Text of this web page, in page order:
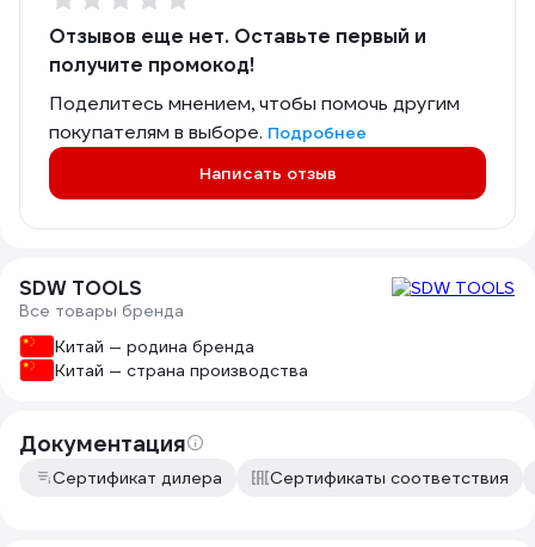
Отзывов еще нет. Оставьте первый и
получите промокод!
Поделитесь мнением, чтобы помочь другим
покупателям в выборе. Подробнее
Написать отзыв
SDW TOOLS
Все товары бренда
Китай — родина бренда
Китай — страна производства
Документация
Сертификат дилера Сертификаты соответствия